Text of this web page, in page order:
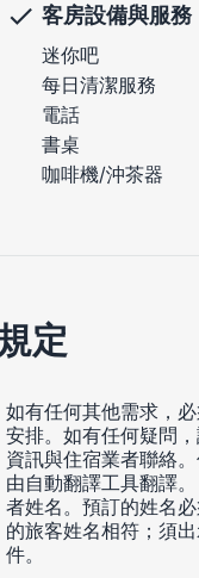
客房設備與服務
迷你吧
每日清潔服務
電話
書桌
咖啡機/沖茶器
定
如有任何其他需求，
安排。如有任何疑問
資訊與住宿業者聯絡
由自動翻譯工具翻譯
者姓名。預訂的姓名
的旅客姓名相符；須
件。